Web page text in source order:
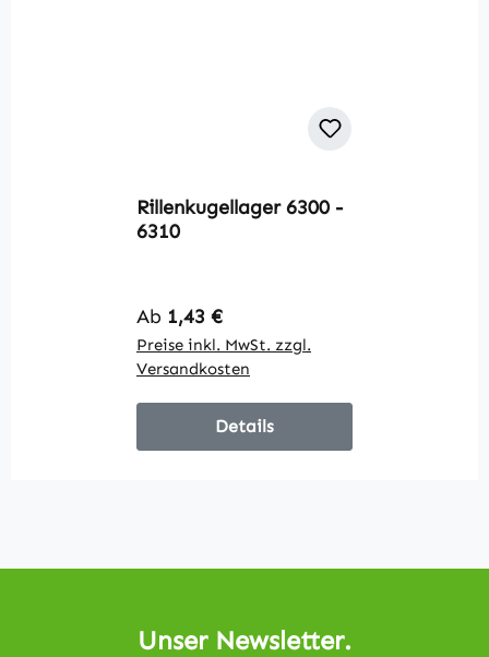
Rillenkugellager 6300 -
6310
Regulärer Preis:
Ab 1,43 €
Preise inkl. MwSt. zzgl.
Versandkosten
Details
Unser Newsletter.